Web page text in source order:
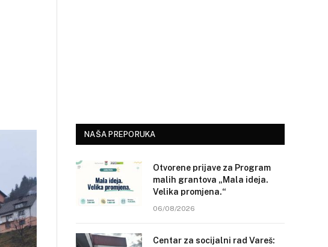
NAŠA PREPORUKA
Otvorene prijave za Program
malih grantova „Mala ideja.
Velika promjena.“
06/08/2026
Centar za socijalni rad Vareš: